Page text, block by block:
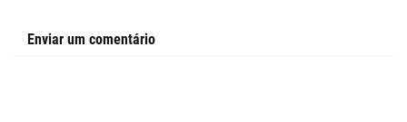
Enviar um comentário